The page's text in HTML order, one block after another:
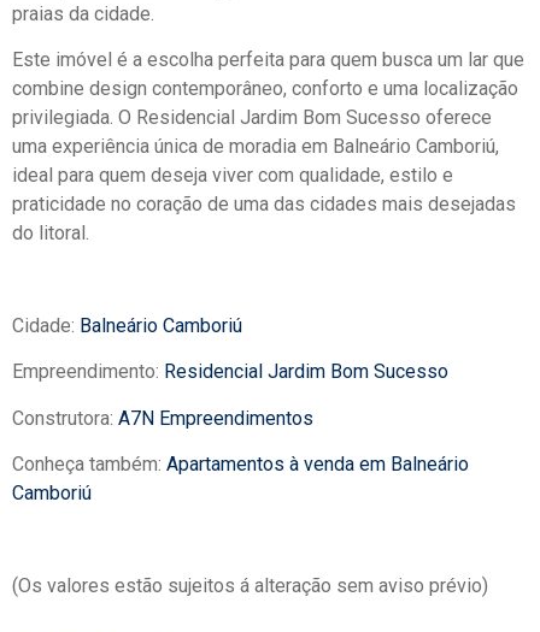
praias da cidade.
Este imóvel é a escolha perfeita para quem busca um lar que
combine design contemporâneo, conforto e uma localização
privilegiada. O Residencial Jardim Bom Sucesso oferece
uma experiência única de moradia em Balneário Camboriú,
ideal para quem deseja viver com qualidade, estilo e
praticidade no coração de uma das cidades mais desejadas
do litoral.
Cidade: Balneário Camboriú
Empreendimento: Residencial Jardim Bom Sucesso
Construtora: A7N Empreendimentos
Conheça também: Apartamentos à venda em Balneário
Camboriú
(Os valores estão sujeitos á alteração sem aviso prévio)